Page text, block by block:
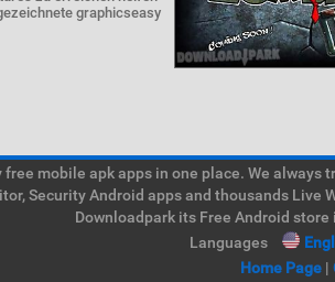
graphicseasy
mobile apk apps in one place. We
Security Android apps and thousands
Downloadpark its Free Android
Languages
Home Page|